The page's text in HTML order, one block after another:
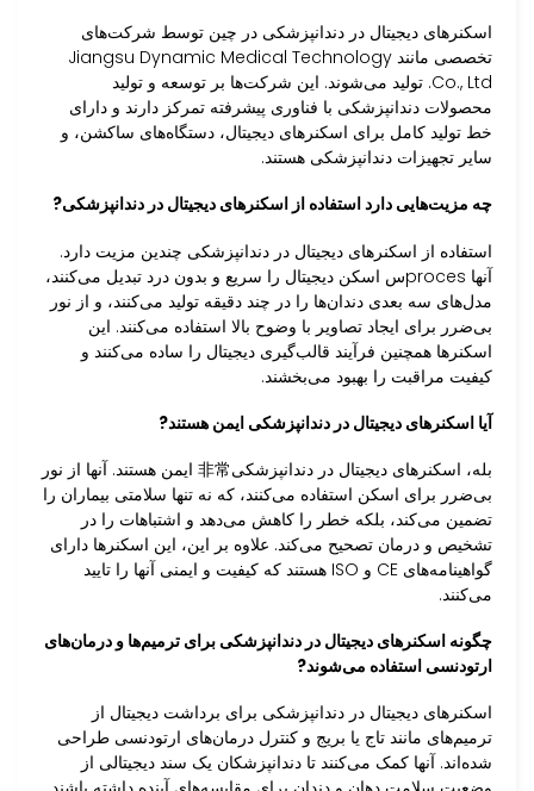
اسکنرهای دیجیتال در دندانپزشکی در چین توسط شرکت‌های
تخصصی مانند Jiangsu Dynamic Medical Technology
Co., Ltd. تولید می‌شوند. این شرکت‌ها بر توسعه و تولید
محصولات دندانپزشکی با فناوری پیشرفته تمرکز دارند و دارای
خط تولید کامل برای اسکنرهای دیجیتال، دستگاه‌های ساکشن، و
سایر تجهیزات دندانپزشکی هستند.
چه مزیت‌هایی دارد استفاده از اسکنرهای دیجیتال در دندانپزشکی?
استفاده از اسکنرهای دیجیتال در دندانپزشکی چندین مزیت دارد.
آنها procesس اسکن دیجیتال را سریع و بدون درد تبدیل می‌کنند،
مدل‌های سه بعدی دندان‌ها را در چند دقیقه تولید می‌کنند، و از نور
بی‌ضرر برای ایجاد تصاویر با وضوح بالا استفاده می‌کنند. این
اسکنرها همچنین فرآیند قالب‌گیری دیجیتال را ساده می‌کنند و
کیفیت مراقبت را بهبود می‌بخشند.
آیا اسکنرهای دیجیتال در دندانپزشکی ایمن هستند?
بله، اسکنرهای دیجیتال در دندانپزشکی非常 ایمن هستند. آنها از نور
بی‌ضرر برای اسکن استفاده می‌کنند، که نه تنها سلامتی بیماران را
تضمین می‌کند، بلکه خطر را کاهش می‌دهد و اشتباهات را در
تشخیص و درمان تصحیح می‌کند. علاوه بر این، این اسکنرها دارای
گواهینامه‌های CE و ISO هستند که کیفیت و ایمنی آنها را تایید
می‌کنند.
چگونه اسکنرهای دیجیتال در دندانپزشکی برای ترمیم‌ها و درمان‌های
ارتودنسی استفاده می‌شوند?
اسکنرهای دیجیتال در دندانپزشکی برای برداشت دیجیتال از
ترمیم‌های مانند تاج یا بریج و کنترل درمان‌های ارتودنسی طراحی
شده‌اند. آنها کمک می‌کنند تا دندانپزشکان یک سند دیجیتالی از